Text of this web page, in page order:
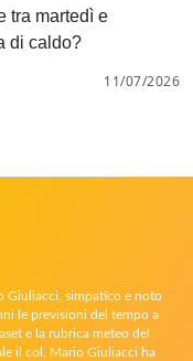
tra martedì e
di caldo?
11/07/2026
Giuliacci, simpatico e noto
le previsioni del tempo a
e la rubrica meteo del
il col. Mario Giuliacci ha